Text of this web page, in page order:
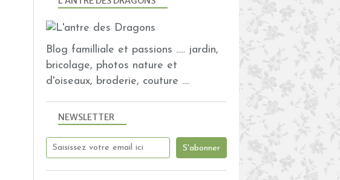
NEWSLETTER
Blog familliale et passions ..... jardin,
bricolage, photos nature et
d'oiseaux, broderie, couture ....